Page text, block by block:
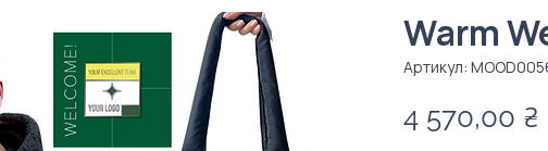
Warm
Артикул:
4 570,00 ₴